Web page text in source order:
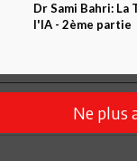
Dr Sami Bahri: La
l'IA - 2ème partie
Ne plus